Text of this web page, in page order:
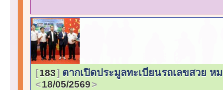
183 ตากเปิดประมูลทะเบียนรถเลขสวย
18/05/2569